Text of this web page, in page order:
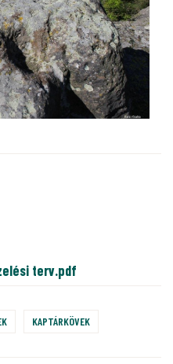
terv.pdf
KAPTÁRKÖVEK